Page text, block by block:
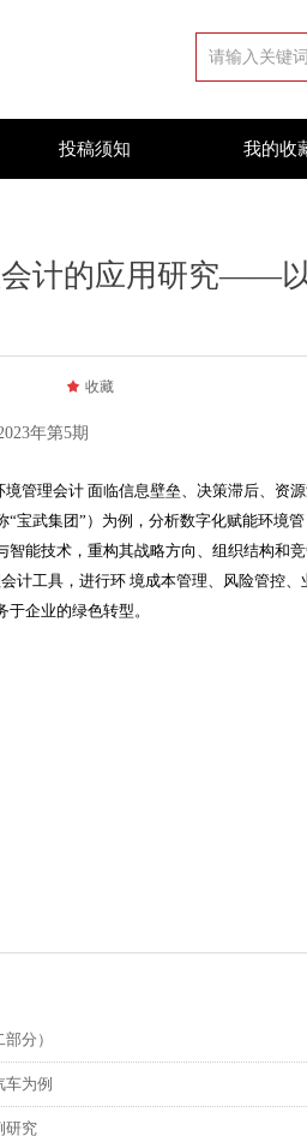
投稿须知 我的收
会计的应用研究——
管理会计 面临信息壁垒、决策滞后、资
“宝武集团” ）为例，分析数字化赋能环境
能技术，重构其战略方向、组织结构和
计工具，进行环 境成本管理、风险管控、
企业的绿色转型。
年第5期
分）
为例
研究
끄 收藏